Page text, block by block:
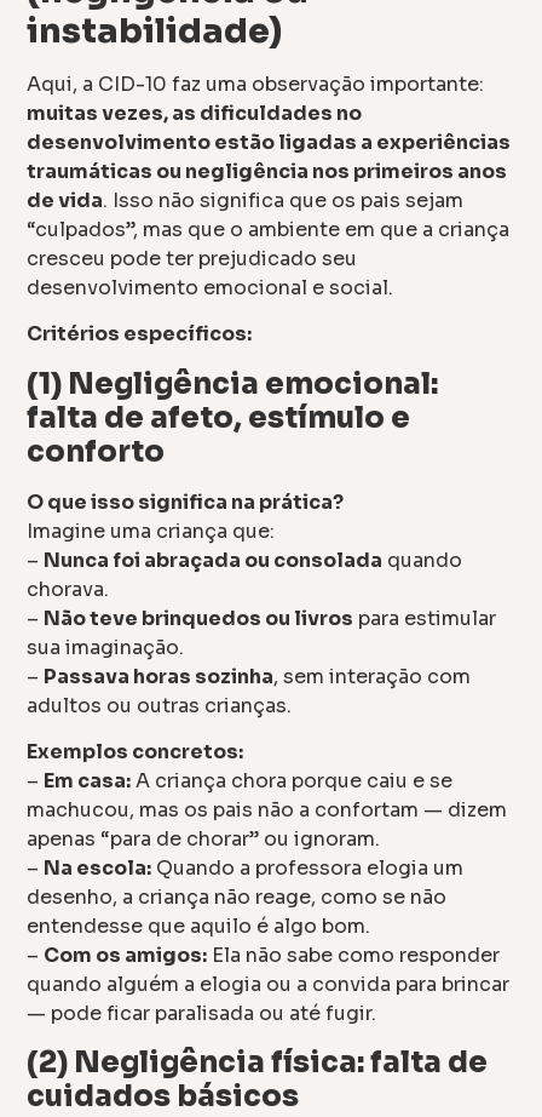
instabilidade)
Aqui, a CID-10 faz uma observação importante:
muitas vezes, as dificuldades no
desenvolvimento estão ligadas a experiências
traumáticas ou negligência nos primeiros anos
de vida. Isso não significa que os pais sejam
“culpados”, mas que o ambiente em que a criança
cresceu pode ter prejudicado seu
desenvolvimento emocional e social.
Critérios específicos:
(1) Negligência emocional:
falta de afeto, estímulo e
conforto
O que isso significa na prática?
Imagine uma criança que:
– Nunca foi abraçada ou consolada quando
chorava.
– Não teve brinquedos ou livros para estimular
sua imaginação.
– Passava horas sozinha, sem interação com
adultos ou outras crianças.
Exemplos concretos:
– Em casa:A criança chora porque caiu e se
machucou, mas os pais não a confortam — dizem
apenas “para de chorar” ou ignoram.
– Na escola: Quando a professora elogia um
desenho, a criança não reage, como se não
entendesse que aquilo é algo bom.
– Com os amigos: Ela não sabe como responder
quando alguém a elogia ou a convida para brincar
— pode ficar paralisada ou até fugir.
(2) Negligência física: falta de
cuidados básicos